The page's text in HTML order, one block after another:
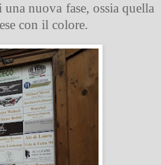
nuova fase, ossia quella
con il colore.